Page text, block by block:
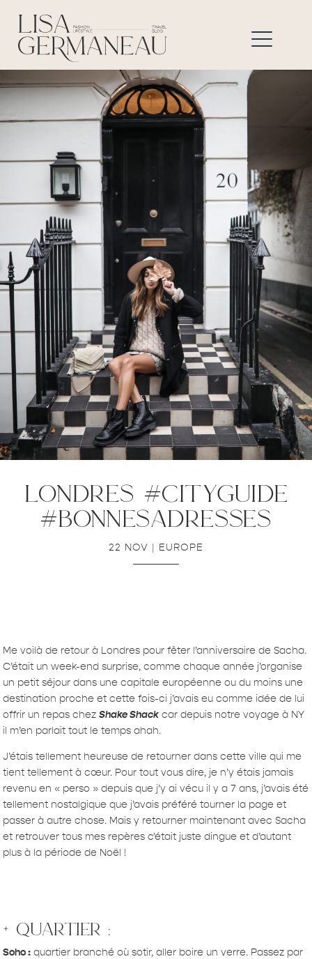
londres #cityguide
#bonnesadresses
22 NOV | EUROPE
Me voilà de retour à Londres pour fêter l’anniversaire de Sacha.
C’était un week-end surprise, comme chaque année j’organise
un petit séjour dans une capitale européenne ou du moins une
destination proche et cette fois-ci j’avais eu comme idée de lui
offrir un repas chezShake Shack car depuis notre voyage à NY
il m’en parlait tout le temps ahah.
J’étais tellement heureuse de retourner dans cette ville qui me
tient tellement à cœur. Pour tout vous dire, je n’y étais jamais
revenu en « perso » depuis que j’y ai vécu il y a 7 ans, j’avais été
tellement nostalgique que j’avais préféré tourner la page et
passer à autre chose. Mais y retourner maintenant avec Sacha
et retrouver tous mes repères c’était juste dingue et d’autant
plus à la période de Noël !
+ quartier :
Soho : quartier branché où sotir, aller boire un verre. Passez par